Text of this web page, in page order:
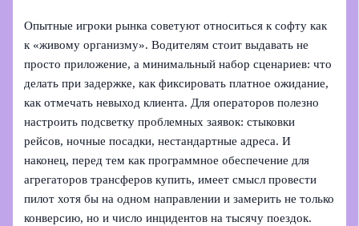
Опытные игроки рынка советуют относиться к софту как
к «живому организму». Водителям стоит выдавать не
просто приложение, а минимальный набор сценариев: что
делать при задержке, как фиксировать платное ожидание,
как отмечать невыход клиента. Для операторов полезно
настроить подсветку проблемных заявок: стыковки
рейсов, ночные посадки, нестандартные адреса. И
наконец, перед тем как программное обеспечение для
агрегаторов трансферов купить, имеет смысл провести
пилот хотя бы на одном направлении и замерить не только
конверсию, но и число инцидентов на тысячу поездок.